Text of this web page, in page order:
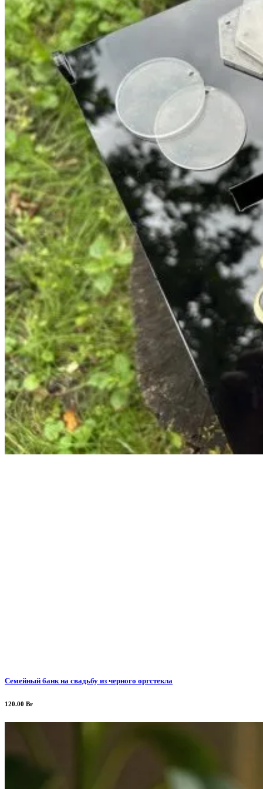
Семейный банк на свадьбу из черного оргстекла
120.00 Br